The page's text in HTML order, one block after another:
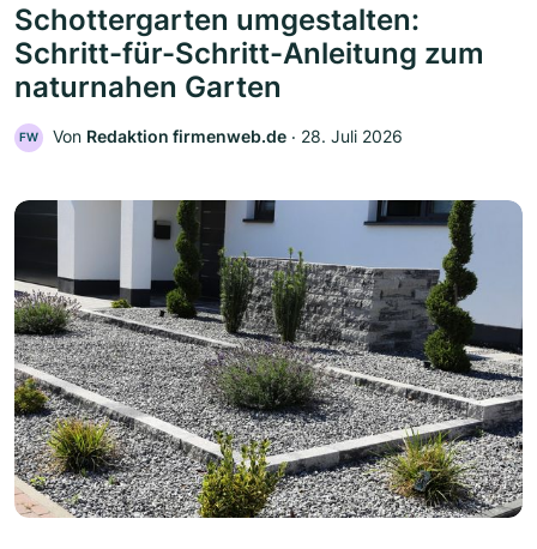
Schottergarten umgestalten:
Schritt-für-Schritt-Anleitung zum
naturnahen Garten
FW Von Redaktion firmenweb.de ‧ 28. Juli 2026